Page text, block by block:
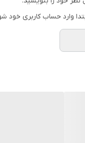
وارد حساب کاربری خود